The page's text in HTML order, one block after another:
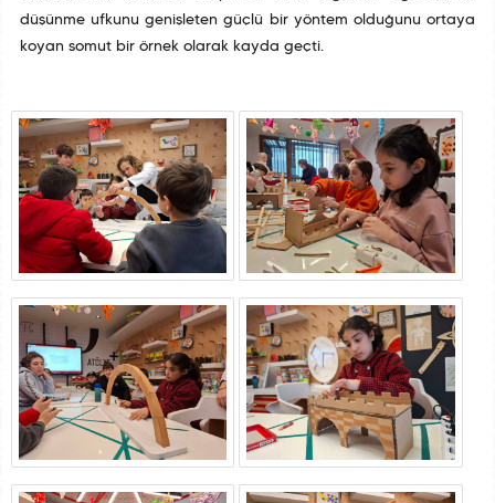
düşünme ufkunu genişleten güçlü bir yöntem olduğunu ortaya
koyan somut bir örnek olarak kayda geçti.